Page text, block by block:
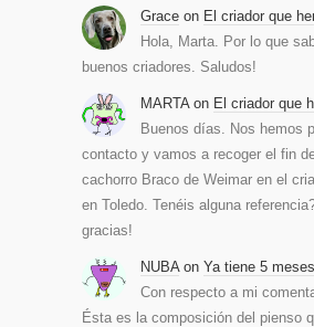
Grace on El criador que
Hola, Marta. Por lo que
buenos criadores. Saludos!
MARTA on El criador que
Buenos días. Nos hemos
contacto y vamos a recoger el fin
cachorro Braco de Weimar en el
en Toledo. Tenéis alguna
gracias!
NUBA on Ya tiene 5
Con respecto a mi
Ésta es la composición del pienso